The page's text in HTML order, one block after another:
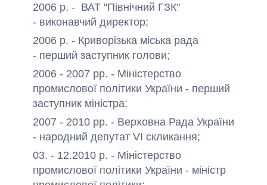
2006 р. - ВАТ "Північний ГЗК"
- виконавчий директор;
2006 р. - Криворізька міська рада
- перший заступник голови;
2006 - 2007 рр. - Міністерство
промислової політики України - перший
заступник міністра;
2007 - 2010 рр. - Верховна Рада України
- народний депутат VI скликання;
03. - 12.2010 р. - Міністерство
промислової політики України - міністр